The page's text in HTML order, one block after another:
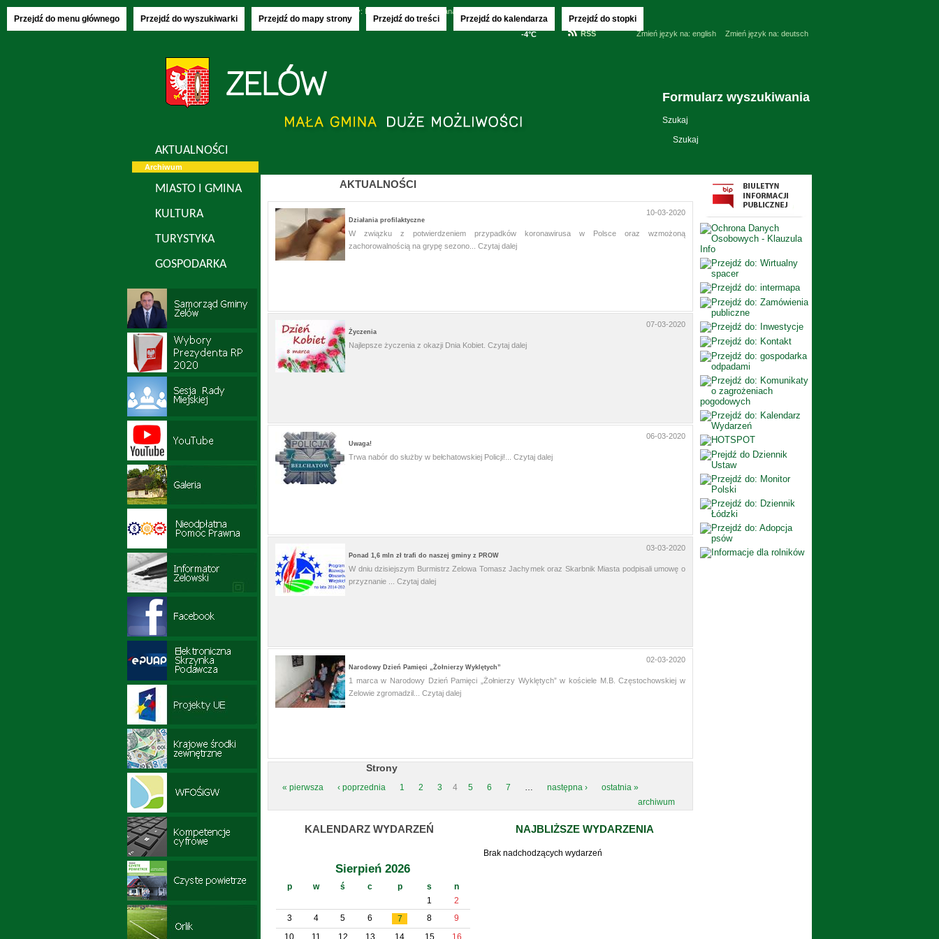
Przejdź do menu głównego Przejdź do wyszukiwarki Przejdź do mapy strony Przejdź do treści Przejdź do kalendarza Przejdź do stopki
imieniny: Donaty, Olechny i Kajetana
-4°C RSS Zmień język na: english Zmień język na: deutsch
Formularz wyszukiwania
Szukaj
AKTUALNOŚCI
Archiwum
MIASTO I GMINA
KULTURA
TURYSTYKA
GOSPODARKA
AKTUALNOŚCI
10-03-2020
Działania profilaktyczne
W związku z potwierdzeniem przypadków koronawirusa w Polsce oraz wzmożoną
zachorowalnością na grypę sezono... Czytaj dalej
07-03-2020
Życzenia
Najlepsze życzenia z okazji Dnia Kobiet. Czytaj dalej
06-03-2020
Uwaga!
Trwa nabór do służby w bełchatowskiej Policji!... Czytaj dalej
03-03-2020
Ponad 1,6 mln zł trafi do naszej gminy z PROW
W dniu dzisiejszym Burmistrz Zelowa Tomasz Jachymek oraz Skarbnik Miasta podpisali umowę o
przyznanie ... Czytaj dalej
02-03-2020
Narodowy Dzień Pamięci „Żołnierzy Wyklętych”
1 marca w Narodowy Dzień Pamięci „Żołnierzy Wyklętych” w kościele M.B. Częstochowskiej w
Zelowie zgromadzil... Czytaj dalej
Strony
« pierwsza ‹ poprzednia 1 2 3 4 5 6 7 … następna ›
ostatnia »
archiwum
KALENDARZ WYDARZEŃ
Sierpień 2026
p w ś c p s
n
1
2
3
4 5 6 7 8
9
10
11 12 13 14 15 16
NAJBLIŻSZE WYDARZENIA
Brak nadchodzących wydarzeń